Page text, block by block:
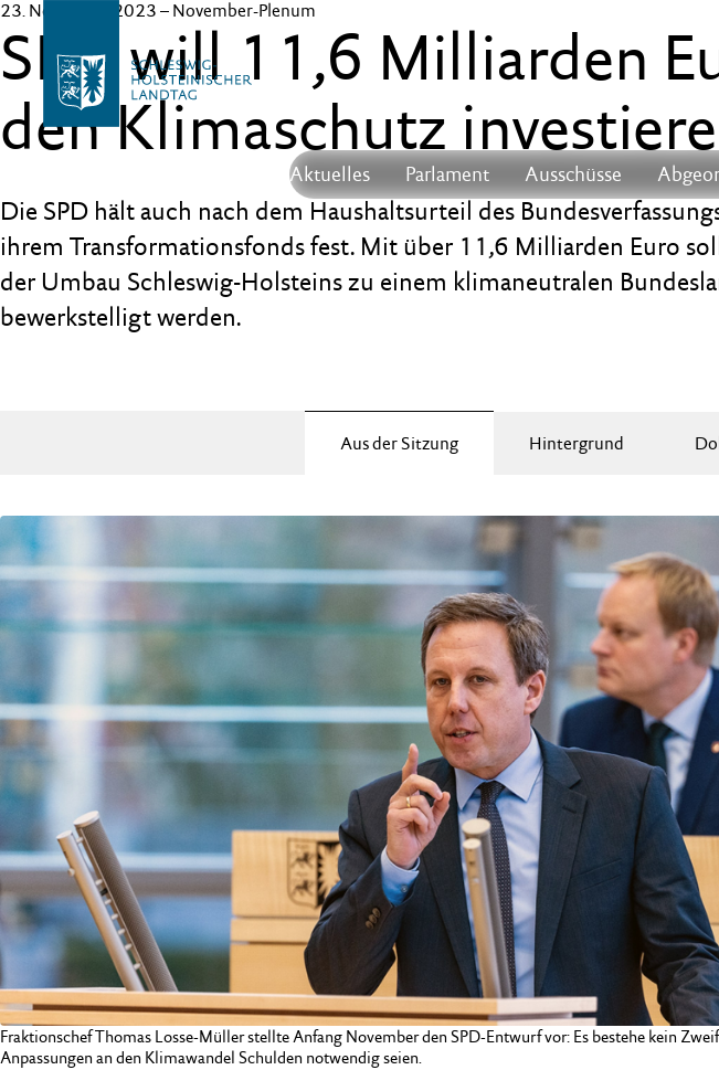
Aktuelles Parlament Ausschüsse
23. November 2023 – November-Plenum
SPD will 11,6 Milliarden
den Klimaschutz
Die SPD hält auch nach dem Haushaltsurteil des
ihrem Transformationsfonds fest. Mit über 11,6 Milliarden Euro
der Umbau Schleswig-Holsteins zu einem klimaneutralen
bewerkstelligt werden.
Aus der Sitzung Hintergrund
Fraktionschef Thomas Losse-Müller stellte Anfang November den SPD-Entwurf vor: Es bestehe kein
Anpassungen an den Klimawandel Schulden notwendig seien.